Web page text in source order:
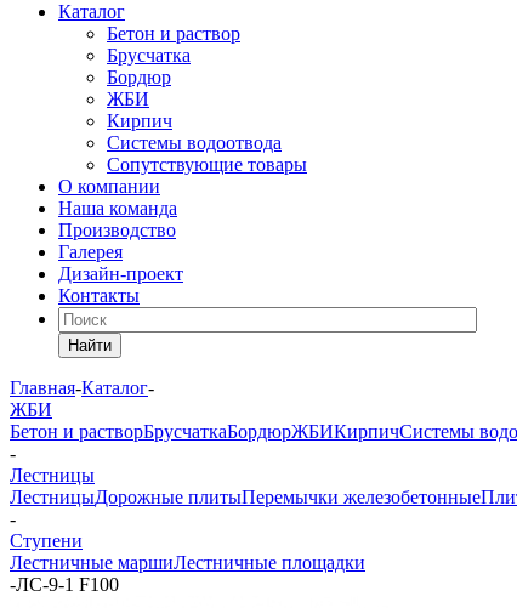
Каталог
Бетон и раствор
Брусчатка
Бордюр
ЖБИ
Кирпич
Системы водоотвода
Сопутствующие товары
О компании
Наша команда
Производство
Галерея
Дизайн-проект
Контакты
Найти
Главная-Каталог-
ЖБИ
Бетон и растворБрусчаткаБордюрЖБИКирпичСистемы
-
Лестницы
ЛестницыДорожные плитыПеремычки железобетонные
-
Ступени
Лестничные маршиЛестничные площадки
-ЛС-9-1 F100